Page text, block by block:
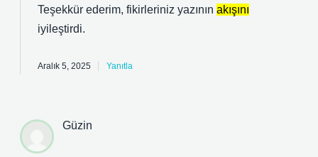
Teşekkür ederim, fikirleriniz yazının akışını
iyileştirdi.
Aralık 5, 2025 Yanıtla
Güzin